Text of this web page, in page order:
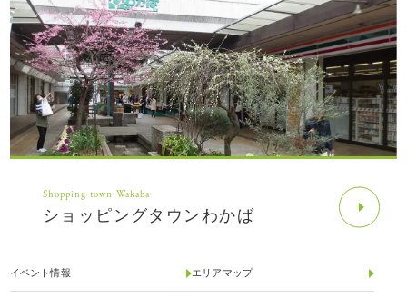
Shopping town Wakaba
ショッピングタウンわかば
イベント情報 エリアマップ